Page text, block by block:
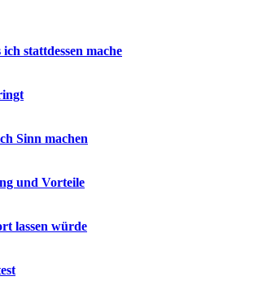
stattdessen mache
Sinn machen
und Vorteile
lassen würde